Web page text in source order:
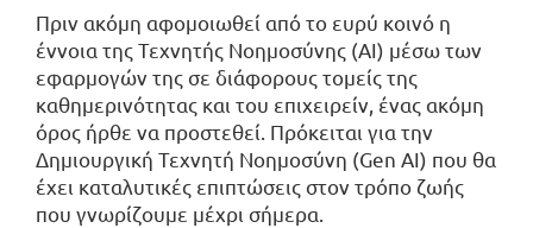
Πριν ακόμη αφομοιωθεί από το ευρύ κοινό η
έννοια της Τεχνητής Νοημοσύνης (AI) μέσω των
εφαρμογών της σε διάφορους τομείς της
καθημερινότητας και του επιχειρείν, ένας ακόμη
όρος ήρθε να προστεθεί. Πρόκειται για την
Δημιουργική Τεχνητή Νοημοσύνη (Gen AI) που θα
έχει καταλυτικές επιπτώσεις στον τρόπο ζωής
που γνωρίζουμε μέχρι σήμερα.